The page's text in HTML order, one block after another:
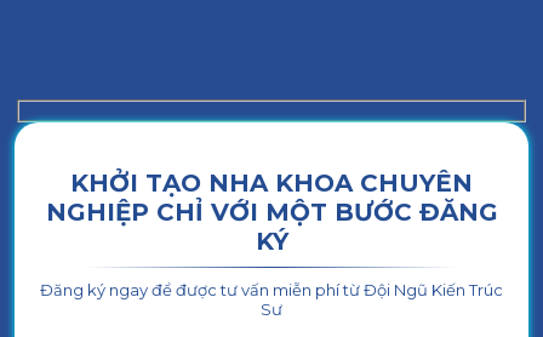
KHỞI TẠO NHA KHOA CHUYÊN
NGHIỆP CHỈ VỚI MỘT BƯỚC ĐĂNG
KÝ
Đăng ký ngay để được tư vấn miễn phí từ Đội Ngũ Kiến Trúc
Sư